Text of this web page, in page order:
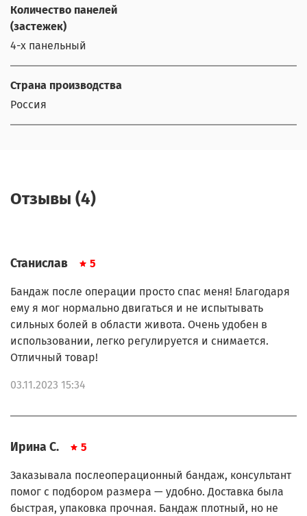
Количество панелей
(застежек)
4-х панельный
Страна производства
Россия
Отзывы (4)
Станислав 5
Бандаж после операции просто спас меня! Благодаря
ему я мог нормально двигаться и не испытывать
сильных болей в области живота. Очень удобен в
использовании, легко регулируется и снимается.
Отличный товар!
03.11.2023 15:34
Ирина С. 5
Заказывала послеоперационный бандаж, консультант
помог с подбором размера — удобно. Доставка была
быстрая, упаковка прочная. Бандаж плотный, но не